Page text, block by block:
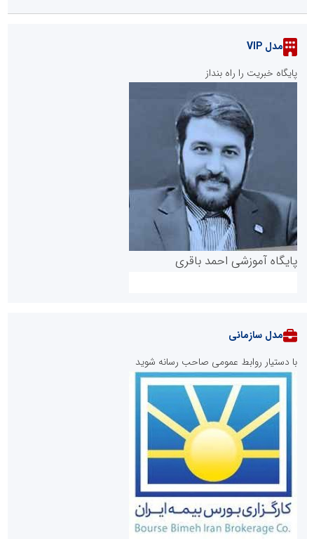
مدل VIP
پایگاه خبریت را راه بنداز
پایگاه آموزشی احمد باقری
روابط عمومی خبرگزاری گزارش خبر
مدل سازمانی
با دستیار روابط عمومی صاحب رسانه شوید